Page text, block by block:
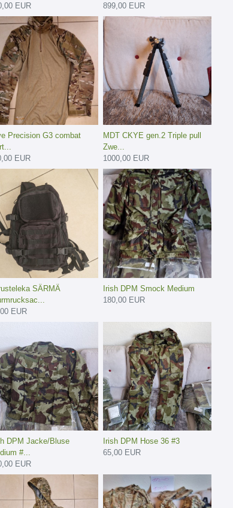
EUR
899,00 EUR
Precision G3 combat
EUR
MDT CKYE gen.2 Triple pull
Zwe...
1000,00 EUR
SÄRMÄ
EUR
Irish DPM Smock Medium
180,00 EUR
DPM Jacke/Bluse
#...
EUR
Irish DPM Hose 36 #3
65,00 EUR